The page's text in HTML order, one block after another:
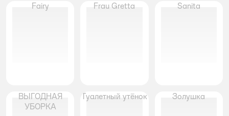
Fairy Frau Gretta Sanita
ВЫГОДНАЯ
УБОРКА
Туалетный утёнок Золушка